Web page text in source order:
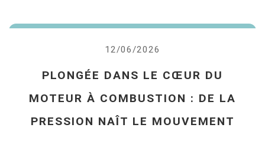
12/06/2026
PLONGÉE DANS LE CŒUR DU
MOTEUR À COMBUSTION : DE LA
PRESSION NAÎT LE MOUVEMENT